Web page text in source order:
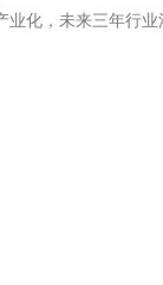
化，未来三年行